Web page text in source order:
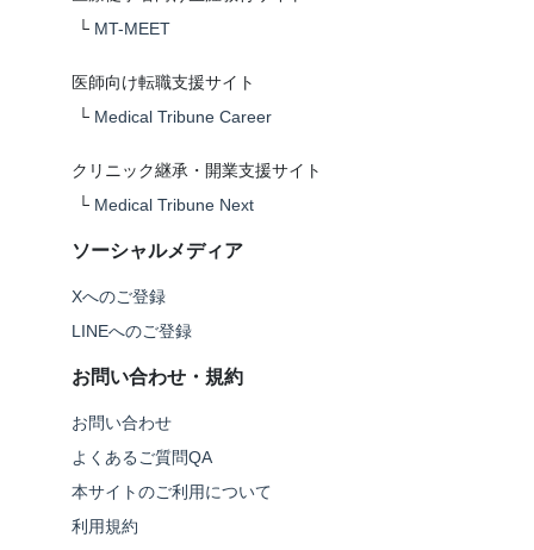
└ MT-MEET
医師向け転職支援サイト
└ Medical Tribune Career
クリニック継承・開業支援サイト
└ Medical Tribune Next
ソーシャルメディア
Xへのご登録
LINEへのご登録
お問い合わせ・規約
お問い合わせ
よくあるご質問QA
本サイトのご利用について
利用規約